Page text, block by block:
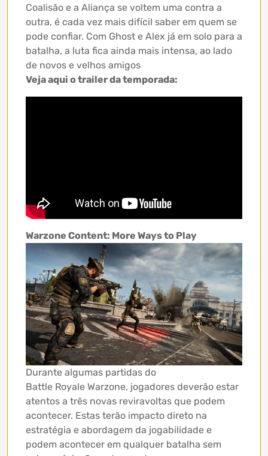
Coalisão e a Aliança se voltem uma contra a
outra, é cada vez mais difícil saber em quem se
pode confiar. Com Ghost e Alex já em solo para a
batalha, a luta fica ainda mais intensa, ao lado
de novos e velhos amigos
Veja aqui o trailer da temporada:
Warzone Content: More Ways to Play
Durante algumas partidas do
Battle Royale Warzone, jogadores deverão estar
atentos a três novas reviravoltas que podem
acontecer. Estas terão impacto direto na
estratégia e abordagem da jogabilidade e
podem acontecer em qualquer batalha sem